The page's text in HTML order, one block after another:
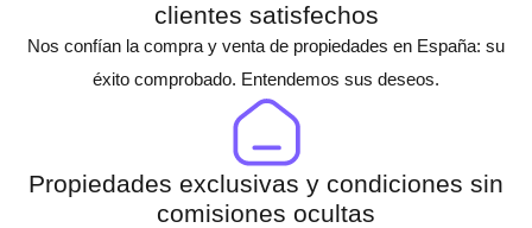
clientes satisfechos
Nos confían la compra y venta de propiedades en España: su
éxito comprobado. Entendemos sus deseos.
Propiedades exclusivas y condiciones sin
comisiones ocultas